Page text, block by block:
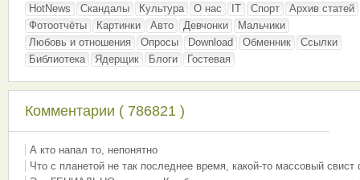
HotNews
Скандалы Культура О нас IT Спорт
Архив статей
Фотоотчёты
Картинки Авто Девчонки
Мальчики
Любовь и отношения
Опросы Download Обменник
Ссылки
Библиотека
Ядерщик Блоги Гостевая
Комментарии ( 786821 )
А кто напал то, непонятно
Что с планетой не так последнее время, какой-то массовый свист